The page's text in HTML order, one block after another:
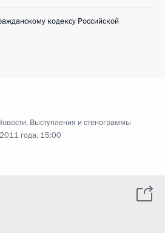
кодексу Российской
, Выступления и стенограммы
года, 15:00